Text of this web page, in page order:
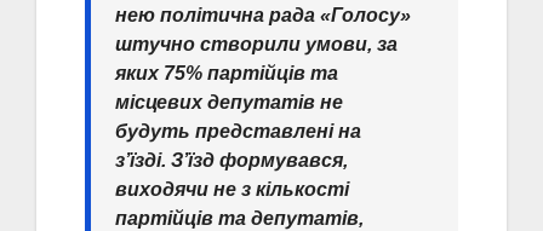
нею політична рада «Голосу»
штучно створили умови, за
яких 75% партійців та
місцевих депутатів не
будуть представлені на
з’їзді. З’їзд формувався,
виходячи не з кількості
партійців та депутатів,